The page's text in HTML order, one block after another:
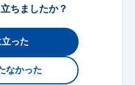
ちましたか？
った
なかった